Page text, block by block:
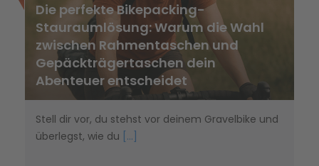
Die perfekte Bikepacking-
Stauraumlösung: Warum die Wahl
zwischen Rahmentaschen und
Gepäckträgertaschen dein
Abenteuer entscheidet
Stell dir vor, du stehst vor deinem Gravelbike und
überlegst, wie du [...]